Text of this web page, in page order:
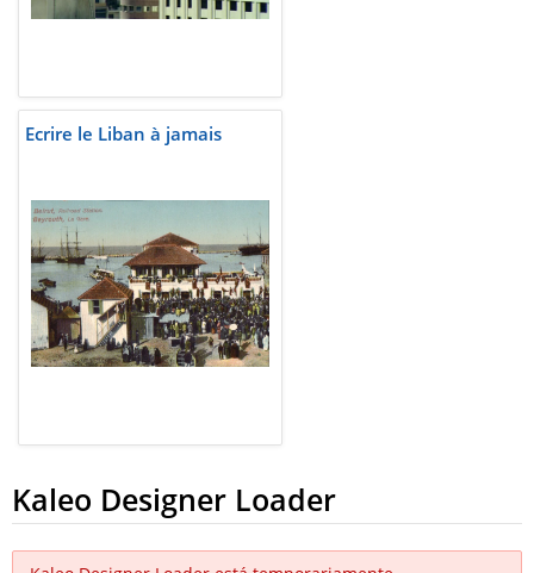
Ecrire le Liban à jamais
Kaleo Designer Loader